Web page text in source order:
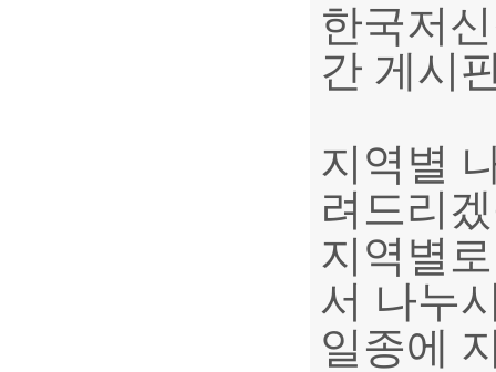
한국저
간 게시
지역별
려드리
지역별
서 나누
일종에